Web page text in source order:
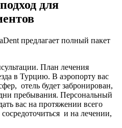
для
предлагает полный пакет
План лечения
в Турцию. В аэропорту вас
отель будет забронирован,
пребывания. Персональный
вас на протяжении всего
и на лечении,